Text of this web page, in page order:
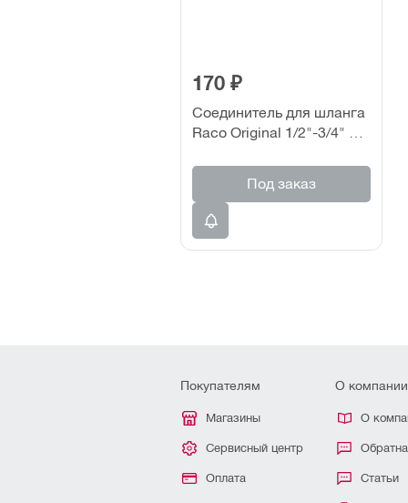
170 ₽
Соединитель для шланга
Raco Original 1/2"-3/4" с
Под заказ
Покупателям
Магазины
Сервисный центр
Оплата
О компании
О
Статьи